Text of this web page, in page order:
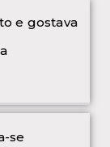
e gostava
se